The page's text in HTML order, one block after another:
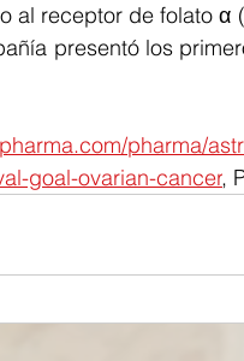
al receptor de folato α
presentó los
pharma/
goal-ovarian-cancer,